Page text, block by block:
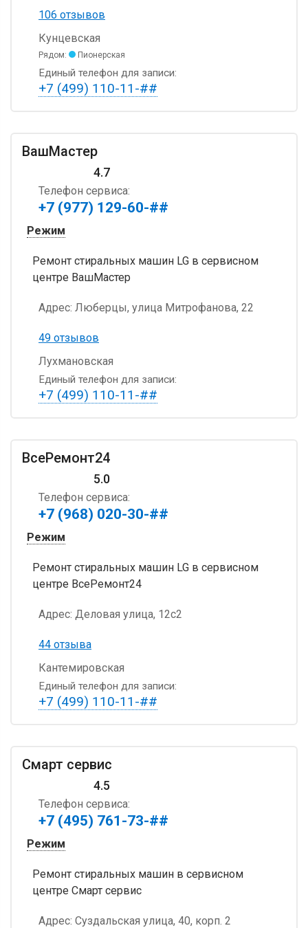
106 отзывов
Кунцевская
Рядом: Пионерская
Единый телефон для записи:
+7 (499) 110-11-##
ВашМастер
4.7
Телефон сервиса:
+7 (977) 129-60-##
Режим
Ремонт стиральных машин LG в сервисном
центре ВашМастер
Адрес: Люберцы, улица Митрофанова, 22
49 отзывов
Лухмановская
Единый телефон для записи:
+7 (499) 110-11-##
ВсеРемонт24
5.0
Телефон сервиса:
+7 (968) 020-30-##
Режим
Ремонт стиральных машин LG в сервисном
центре ВсеРемонт24
Адрес: Деловая улица, 12с2
44 отзыва
Кантемировская
Единый телефон для записи:
+7 (499) 110-11-##
Смарт сервис
4.5
Телефон сервиса:
+7 (495) 761-73-##
Режим
Ремонт стиральных машин в сервисном
центре Смарт сервис
Адрес: Суздальская улица, 40, корп. 2